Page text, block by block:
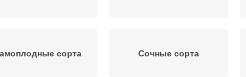
сорта Сочные сорта